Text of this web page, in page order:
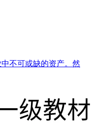
不可或缺的资产。然